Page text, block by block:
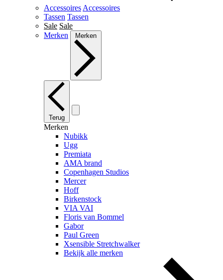
Accessoires Accessoires
Tassen Tassen
Sale Sale
Merken
Merken
Terug
Merken
Nubikk
Ugg
Premiata
AMA brand
Copenhagen Studios
Mercer
Hoff
Birkenstock
VIA VAI
Floris van Bommel
Gabor
Paul Green
Xsensible Stretchwalker
Bekijk alle merken